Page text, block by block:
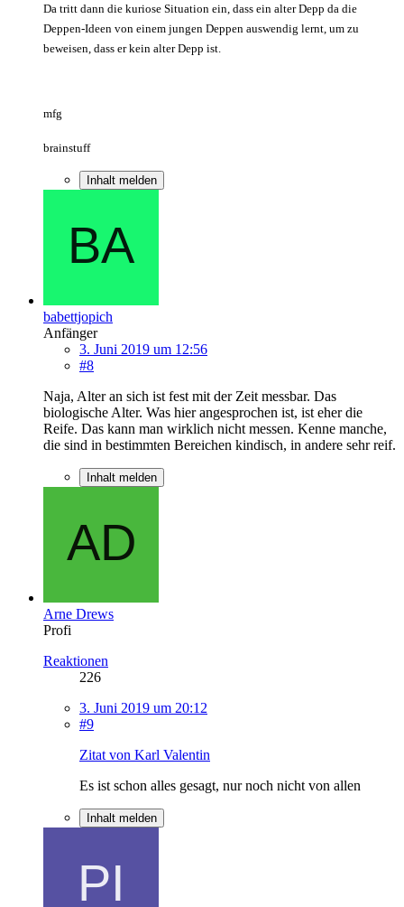
Da tritt dann die kuriose Situation ein, dass ein alter Depp da die
Deppen-Ideen von einem jungen Deppen auswendig lernt, um zu
beweisen, dass er kein alter Depp ist.
mfg
brainstuff
Inhalt melden
babettjopich
Anfänger
3. Juni 2019 um 12:56
#8
Naja, Alter an sich ist fest mit der Zeit messbar. Das
biologische Alter. Was hier angesprochen ist, ist eher die
Reife. Das kann man wirklich nicht messen. Kenne manche,
die sind in bestimmten Bereichen kindisch, in andere sehr reif.
Inhalt melden
Arne Drews
Profi
Reaktionen
226
3. Juni 2019 um 20:12
#9
Zitat von Karl Valentin
Es ist schon alles gesagt, nur noch nicht von allen
Inhalt melden